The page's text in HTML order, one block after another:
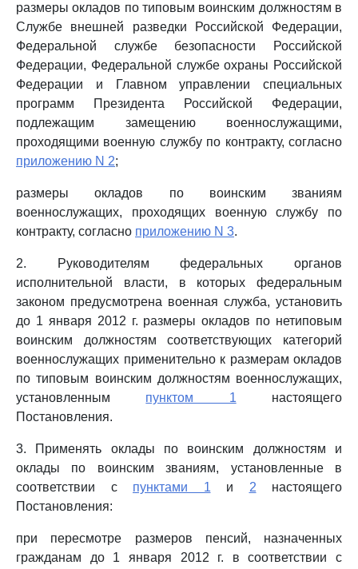
размеры окладов по типовым воинским должностям в
Службе внешней разведки Российской Федерации,
Федеральной службе безопасности Российской
Федерации, Федеральной службе охраны Российской
Федерации и Главном управлении специальных
программ Президента Российской Федерации,
подлежащим замещению военнослужащими,
проходящими военную службу по контракту, согласно
приложению N 2;
размеры окладов по воинским званиям
военнослужащих, проходящих военную службу по
контракту, согласно приложению N 3.
2. Руководителям федеральных органов
исполнительной власти, в которых федеральным
законом предусмотрена военная служба, установить
до 1 января 2012 г. размеры окладов по нетиповым
воинским должностям соответствующих категорий
военнослужащих применительно к размерам окладов
по типовым воинским должностям военнослужащих,
установленным пунктом 1 настоящего
Постановления.
3. Применять оклады по воинским должностям и
оклады по воинским званиям, установленные в
соответствии с пунктами 1 и 2 настоящего
Постановления:
при пересмотре размеров пенсий, назначенных
гражданам до 1 января 2012 г. в соответствии с